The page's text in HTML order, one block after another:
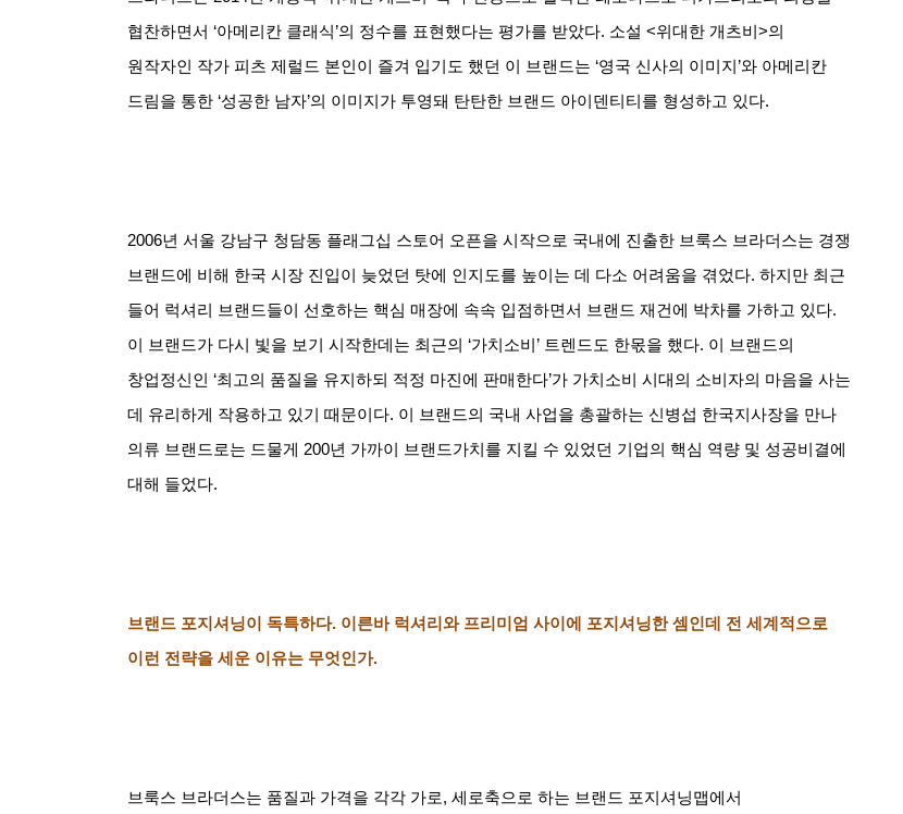
협찬하면서 ‘아메리칸 클래식’의 정수를 표현했다는 평가를 받았다. 소설 <위대한 개츠비>의
원작자인 작가 피츠 제럴드 본인이 즐겨 입기도 했던 이 브랜드는 ‘영국 신사의 이미지’와 아메리칸
드림을 통한 ‘성공한 남자’의 이미지가 투영돼 탄탄한 브랜드 아이덴티티를 형성하고 있다.
2006년 서울 강남구 청담동 플래그십 스토어 오픈을 시작으로 국내에 진출한 브룩스 브라더스는 경쟁
브랜드에 비해 한국 시장 진입이 늦었던 탓에 인지도를 높이는 데 다소 어려움을 겪었다. 하지만 최근
들어 럭셔리 브랜드들이 선호하는 핵심 매장에 속속 입점하면서 브랜드 재건에 박차를 가하고 있다.
이 브랜드가 다시 빛을 보기 시작한데는 최근의 ‘가치소비’ 트렌드도 한몫을 했다. 이 브랜드의
창업정신인 ‘최고의 품질을 유지하되 적정 마진에 판매한다’가 가치소비 시대의 소비자의 마음을 사는
데 유리하게 작용하고 있기 때문이다. 이 브랜드의 국내 사업을 총괄하는 신병섭 한국지사장을 만나
의류 브랜드로는 드물게 200년 가까이 브랜드가치를 지킬 수 있었던 기업의 핵심 역량 및 성공비결에
대해 들었다.
브랜드 포지셔닝이 독특하다. 이른바 럭셔리와 프리미엄 사이에 포지셔닝한 셈인데 전 세계적으로
이런 전략을 세운 이유는 무엇인가.
브룩스 브라더스는 품질과 가격을 각각 가로, 세로축으로 하는 브랜드 포지셔닝맵에서